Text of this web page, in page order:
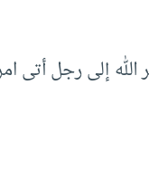
إلى رجل أتى